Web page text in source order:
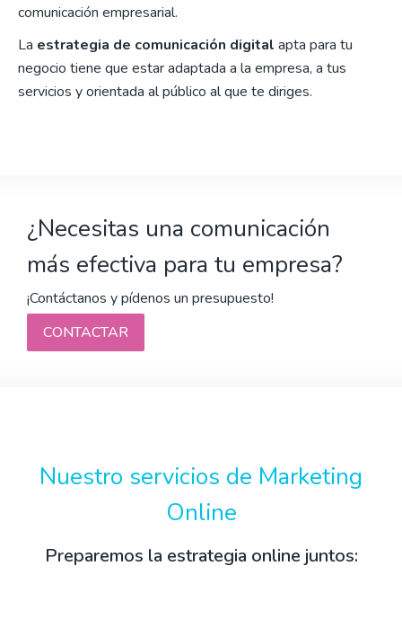
comunicación empresarial.
La estrategia de comunicación digital apta para tu
negocio tiene que estar adaptada a la empresa, a tus
servicios y orientada al público al que te diriges.
¿Necesitas una comunicación
más efectiva para tu empresa?
¡Contáctanos y pídenos un presupuesto!
CONTACTAR
Nuestro servicios de Marketing
Online
Preparemos la estrategia online juntos: